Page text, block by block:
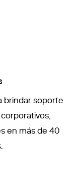
brindar soporte
en más de 40